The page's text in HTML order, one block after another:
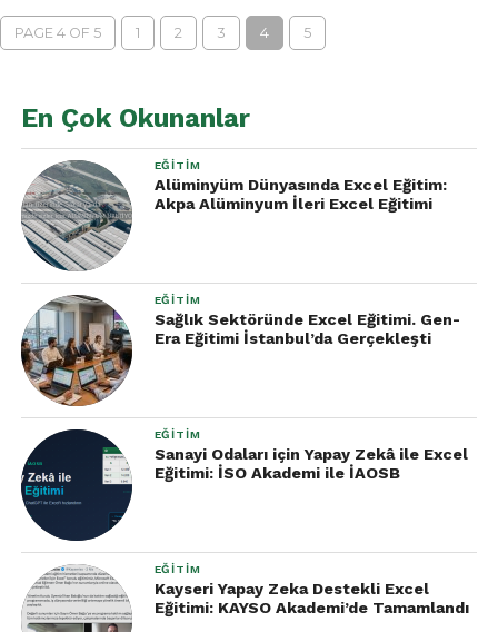
PAGE 4 OF 5 1 2 3 4 5
En Çok Okunanlar
EĞITIM
Alüminyüm Dünyasında Excel Eğitim:
Akpa Alüminyum İleri Excel Eğitimi
EĞITIM
Sağlık Sektöründe Excel Eğitimi. Gen-
Era Eğitimi İstanbul’da Gerçekleşti
EĞITIM
Sanayi Odaları için Yapay Zekâ ile Excel
Eğitimi: İSO Akademi ile İAOSB
EĞITIM
Kayseri Yapay Zeka Destekli Excel
Eğitimi: KAYSO Akademi’de Tamamlandı